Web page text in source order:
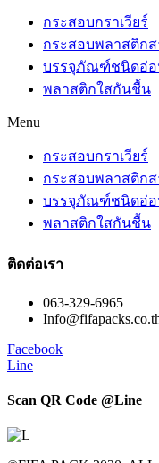
กระสอบกราเวียร์
กระสอบพลาสติก
บรรจุภัณฑ์ชนิดอ่อ
พลาสติกใสกันชื้น
Menu
กระสอบกราเวียร์
กระสอบพลาสติก
บรรจุภัณฑ์ชนิดอ่อ
พลาสติกใสกันชื้น
ติดต่อเรา
063-329-6965
Facebook
Line
Scan QR Code @Line​